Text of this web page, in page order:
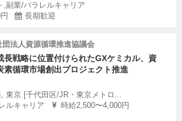
,副業/パラレルキャリア
長期歓迎
団法人資源循環推進協議会
長戦略に位置付けられたGXケミカル、資
素循環市場創出プロジェクト推進
東京 [千代田区/JR・東京メトロ...
ルキャリア
時給2,500〜4,000円